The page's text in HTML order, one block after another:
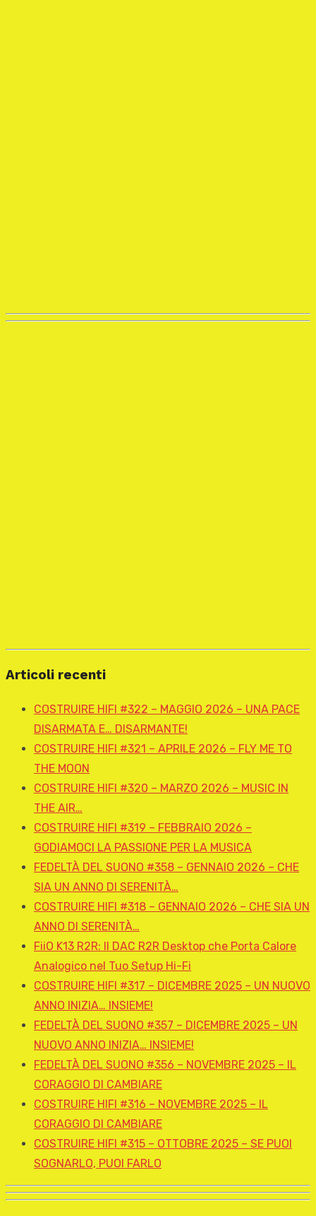
Articoli recenti
COSTRUIRE HIFI #322 – MAGGIO 2026 – UNA PACE
DISARMATA E… DISARMANTE!
COSTRUIRE HIFI #321 – APRILE 2026 – FLY ME TO
THE MOON
COSTRUIRE HIFI #320 – MARZO 2026 – MUSIC IN
THE AIR…
COSTRUIRE HIFI #319 – FEBBRAIO 2026 –
GODIAMOCI LA PASSIONE PER LA MUSICA
FEDELTÀ DEL SUONO #358 – GENNAIO 2026 – CHE
SIA UN ANNO DI SERENITÀ…
COSTRUIRE HIFI #318 – GENNAIO 2026 – CHE SIA UN
ANNO DI SERENITÀ…
FiiO K13 R2R: Il DAC R2R Desktop che Porta Calore
Analogico nel Tuo Setup Hi-Fi
COSTRUIRE HIFI #317 – DICEMBRE 2025 – UN NUOVO
ANNO INIZIA… INSIEME!
FEDELTÀ DEL SUONO #357 – DICEMBRE 2025 – UN
NUOVO ANNO INIZIA… INSIEME!
FEDELTÀ DEL SUONO #356 – NOVEMBRE 2025 – IL
CORAGGIO DI CAMBIARE
COSTRUIRE HIFI #316 – NOVEMBRE 2025 – IL
CORAGGIO DI CAMBIARE
COSTRUIRE HIFI #315 – OTTOBRE 2025 – SE PUOI
SOGNARLO, PUOI FARLO